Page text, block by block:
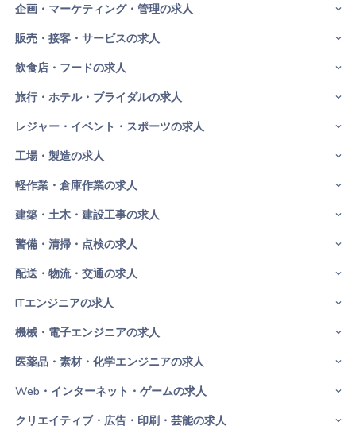
企画・マーケティング・管理の求人
販売・接客・サービスの求人
飲食店・フードの求人
旅行・ホテル・ブライダルの求人
レジャー・イベント・スポーツの求人
工場・製造の求人
軽作業・倉庫作業の求人
建築・土木・建設工事の求人
警備・清掃・点検の求人
配送・物流・交通の求人
ITエンジニアの求人
機械・電子エンジニアの求人
医薬品・素材・化学エンジニアの求人
Web・インターネット・ゲームの求人
クリエイティブ・広告・印刷・芸能の求人